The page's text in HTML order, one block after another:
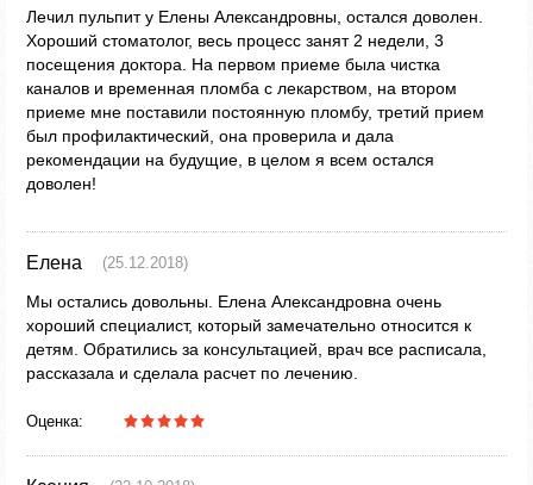
Лечил пульпит у Елены Александровны, остался доволен.
Хороший стоматолог, весь процесс занят 2 недели, 3
посещения доктора. На первом приеме была чистка
каналов и временная пломба с лекарством, на втором
приеме мне поставили постоянную пломбу, третий прием
был профилактический, она проверила и дала
рекомендации на будущие, в целом я всем остался
доволен!
Елена (25.12.2018)
Мы остались довольны. Елена Александровна очень
хороший специалист, который замечательно относится к
детям. Обратились за консультацией, врач все расписала,
рассказала и сделала расчет по лечению.
Оценка: